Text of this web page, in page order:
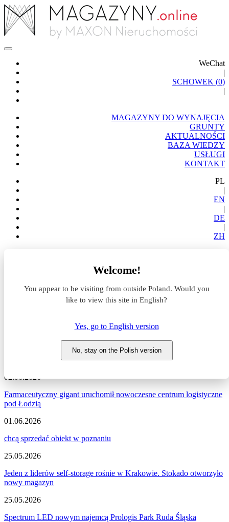
WeChat
|
SCHOWEK (0)
|
MAGAZYNY DO WYNAJĘCIA
GRUNTY
AKTUALNOŚCI
BAZA WIEDZY
USŁUGI
KONTAKT
PL
|
EN
|
DE
|
ZH
Welcome!
You appear to be visiting from outside Poland. Would you
like to view this site in English?
Yes, go to English version
No, stay on the Polish version
Aktualności z rynku
magazynowego
Zapraszamy do zapoznania się z najnowszymi informacjami
dotyczącymi sytuacji na rynku komercyjnym, nowymi projektami
deweloperskimi, a także wydarzeniami i zmianami na naszym
02.06.2026
Farmaceutyczny gigant uruchomił nowoczesne centrum logistyczne
pod Łodzią
01.06.2026
chcą sprzedać obiekt w poznaniu
25.05.2026
Jeden z liderów self-storage rośnie w Krakowie. Stokado otworzyło
nowy magazyn
25.05.2026
Spectrum LED nowym najemcą Prologis Park Ruda Śląska